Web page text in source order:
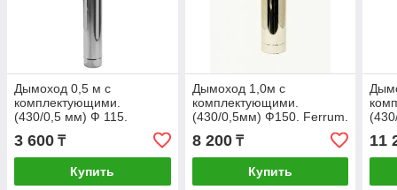
Дымоход 0,5 м с
комплектующими.
(430/0,5 мм) Ф 115.
Ferrum.
3 600 ₸
Купить
Дымоход 1,0м с
комплектующими.
(430/0,5мм) Ф150. Ferrum.
8 200₸
Купить
11